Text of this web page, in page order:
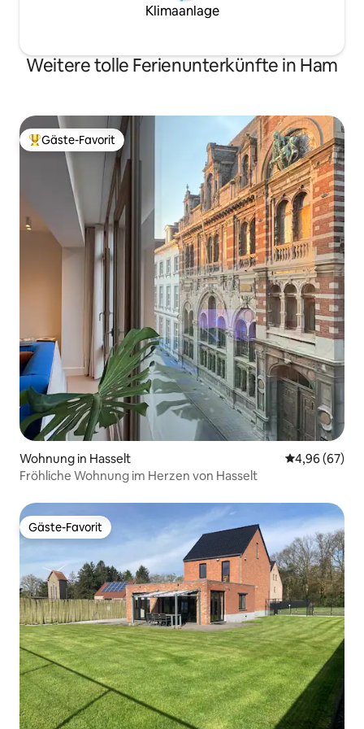
Klimaanlage
Weitere tolle Ferienunterkünfte in Ham
Beliebter Gäste-Favorit.
Gäste-Favorit
Wohnung in Hasselt
4,96 (67)
Fröhliche Wohnung im Herzen von Hasselt
Gäste-Favorit
Gäste-Favorit